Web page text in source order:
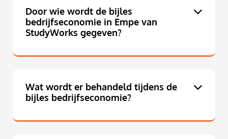
Door wie wordt de bijles
bedrijfseconomie in Empe van
StudyWorks gegeven?
Wat wordt er behandeld tijdens de
bijles bedrijfseconomie?